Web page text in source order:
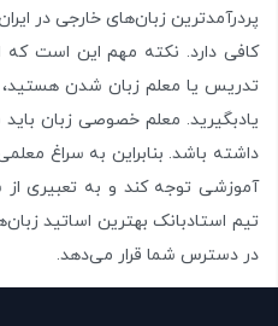
پردرآمدترین زبان‌های خارجی در
کافی دارد. نکته مهم این است که
تدریس یا معلم زبان شدن هستید،
یادبگیرید. معلم خصوصی زبان
داشته باشد. بنابراین به سراغ
آموزشی توجه کند و به تعبیری
تیم استادبانک بهترین اساتید
در دسترس شما قرار می‌دهد.